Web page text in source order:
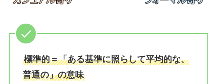
標準的＝「ある基準に照らして平均的な、
普通の」の意味